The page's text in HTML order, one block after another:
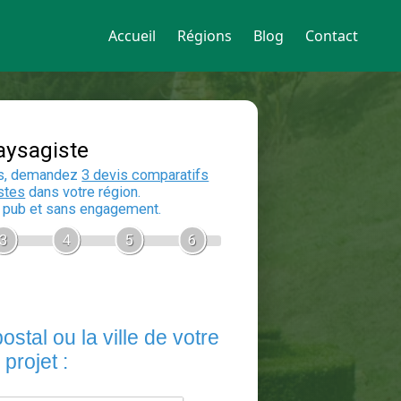
Accueil Régions Blog Contact
Devis Paysagiste
En 5 minutes, demandez
auxpaysagistesdans votre région.
Gratuit, sans pub et sans engagement.